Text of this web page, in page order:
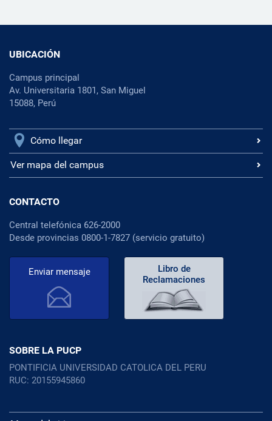
UBICACIÓN
Campus principal
Av. Universitaria 1801, San Miguel
15088, Perú
Cómo llegar
Ver mapa del campus
CONTACTO
Central telefónica 626-2000
Desde provincias 0800-1-7827 (servicio gratuito)
Enviar mensaje
Libro de
Reclamaciones
SOBRE LA PUCP
PONTIFICIA UNIVERSIDAD CATOLICA DEL PERU
RUC: 20155945860